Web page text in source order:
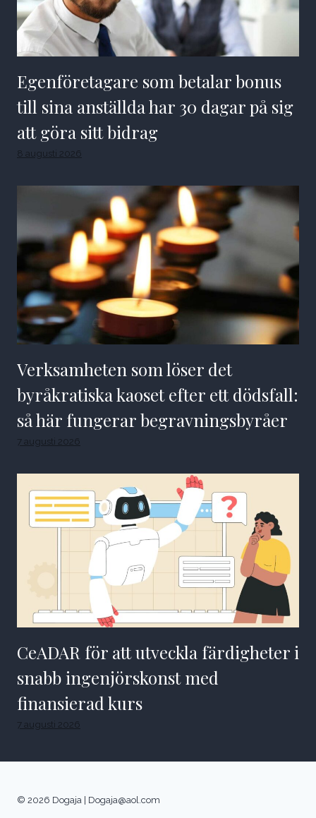
Egenföretagare som betalar bonus
till sina anställda har 30 dagar på sig
att göra sitt bidrag
8 augusti 2026
Verksamheten som löser det
byråkratiska kaoset efter ett dödsfall:
så här fungerar begravningsbyråer
7 augusti 2026
CeADAR för att utveckla färdigheter i
snabb ingenjörskonst med
finansierad kurs
7 augusti 2026
© 2026 Dogaja | Dogaja@aol.com